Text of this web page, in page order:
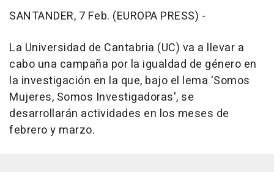
SANTANDER, 7 Feb. (EUROPA PRESS) -
La Universidad de Cantabria (UC) va a llevar a
cabo una campaña por la igualdad de género en
la investigación en la que, bajo el lema 'Somos
Mujeres, Somos Investigadoras', se
desarrollarán actividades en los meses de
febrero y marzo.